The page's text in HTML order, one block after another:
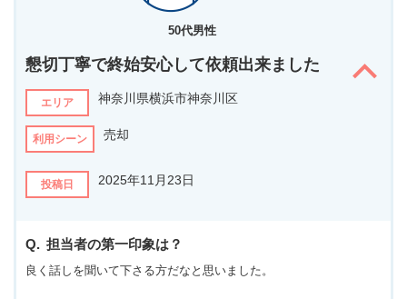
50代男性
懇切丁寧で終始安心して依頼出来ました
エリア 神奈川県横浜市神奈川区
利用シーン 売却
投稿日 2025年11月23日
担当者の第一印象は？
良く話しを聞いて下さる方だなと思いました。